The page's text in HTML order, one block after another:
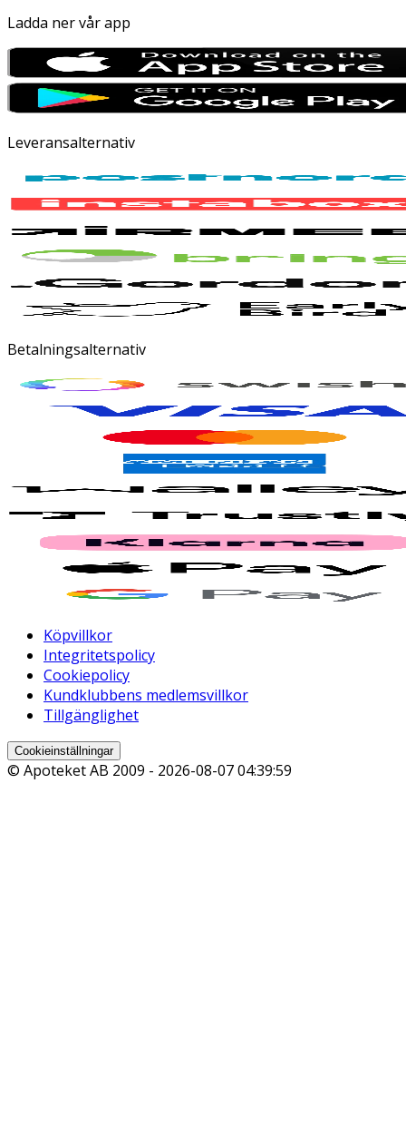
Ladda ner vår app
Leveransalternativ
Betalningsalternativ
Köpvillkor
Integritetspolicy
Cookiepolicy
Kundklubbens medlemsvillkor
Tillgänglighet
Cookieinställningar
© Apoteket AB 2009 - 2026-08-07 04:39:59